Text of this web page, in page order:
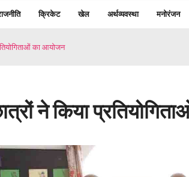
क्रिकेट खेल अर्थव्यवस्था मनोरंजन
का आयोजन
ने किया